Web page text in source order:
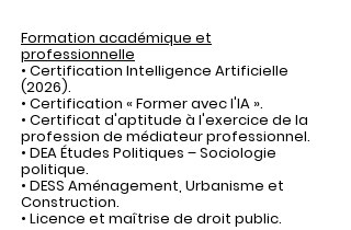
Formation académique et
professionnelle
• Certification Intelligence Artificielle
(2026).
• Certification « Former avec l'IA ».
• Certificat d'aptitude à l'exercice de la
profession de médiateur professionnel.
• DEA Études Politiques – Sociologie
politique.
• DESS Aménagement, Urbanisme et
Construction.
• Licence et maîtrise de droit public.